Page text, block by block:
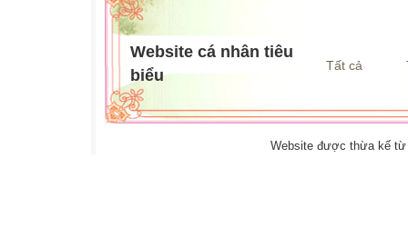
Tất cả
Website cá nhân tiêu
biểu
Website được thừa kế